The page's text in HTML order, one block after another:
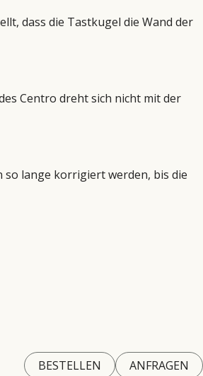
dass die Tastkugel die Wand der
Centro dreht sich nicht mit der
so lange korrigiert werden, bis die
BESTELLEN ANFRAGEN